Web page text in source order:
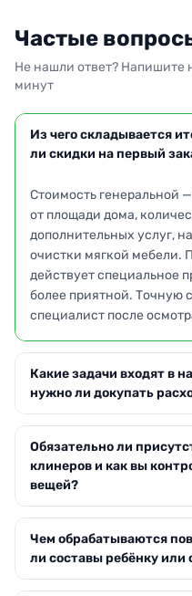
Частые
Не нашли ответ? Напишите
минут
Из чего складывается
ли скидки на первый
Стоимость генеральной
от площади дома,
дополнительных услуг,
очистки мягкой мебели.
действует специальное
более приятной. Точную
специалист после
Какие задачи входят в
нужно ли докупать
до блеска, удаление пыли
за кухней и зеркалами.
инвентарь мы привозим с
профессиональных
Дополнительно можно
уборку внутри шкафов.
Обязательно ли
клинеров и как вы
вещей?
ключи под
их по приезду бригады.
персонал, а
Чем обрабатываются
ли составы ребёнку или